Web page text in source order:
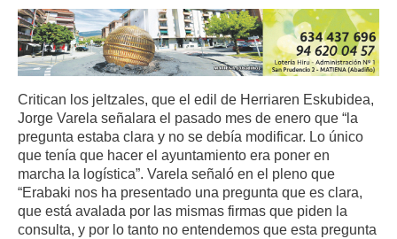
Critican los jeltzales, que el edil de Herriaren Eskubidea,
Jorge Varela señalara el pasado mes de enero que “la
pregunta estaba clara y no se debía modificar. Lo único
que tenía que hacer el ayuntamiento era poner en
marcha la logística”. Varela señaló en el pleno que
“Erabaki nos ha presentado una pregunta que es clara,
que está avalada por las mismas firmas que piden la
consulta, y por lo tanto no entendemos que esta pregunta